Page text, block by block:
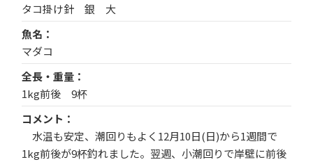
タコ掛け針 銀 大
魚名
マダコ
全長・重量
1kg前後 9杯
コメント
水温も安定、潮回りもよく12月10日(日)から1週間で
1kg前後が9杯釣れました。翌週、小潮回りで岸壁に前後